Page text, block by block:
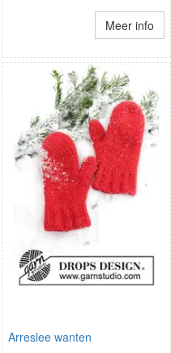
Meer info
Arreslee wanten